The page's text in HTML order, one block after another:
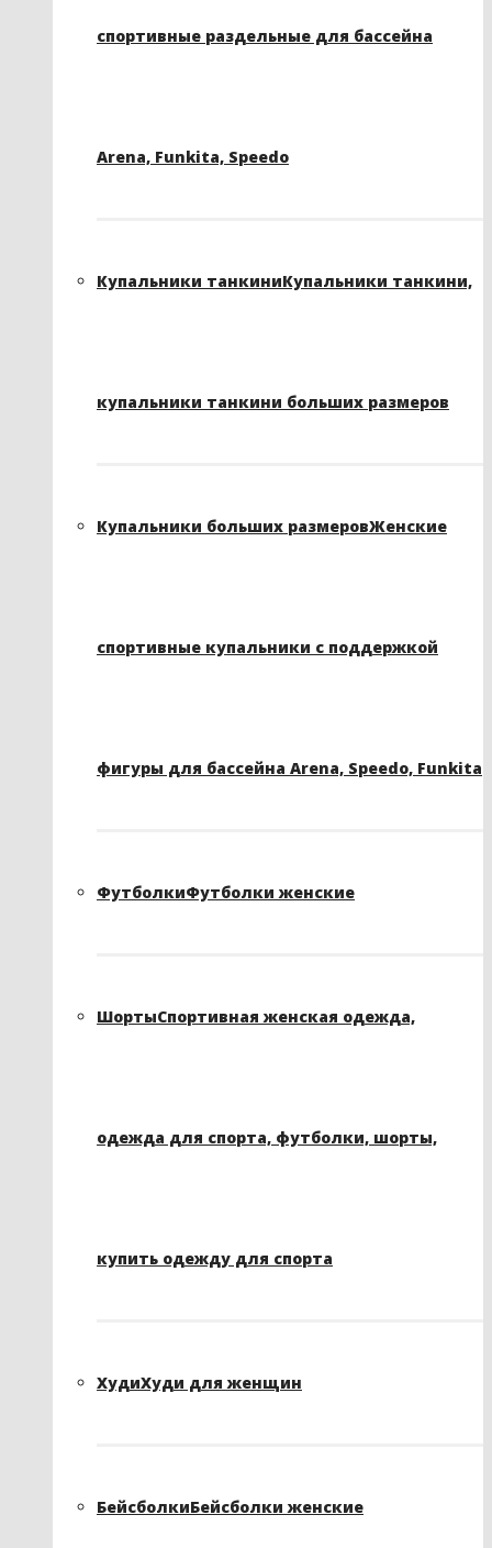
спортивные раздельные для бассейна
Arena, Funkita, Speedo
Купальники танкиниКупальники танкини,
купальники танкини больших размеров
Купальники больших размеровЖенские
спортивные купальники с поддержкой
фигуры для бассейна Arena, Speedo, Funkita
ФутболкиФутболки женские
ШортыСпортивная женская одежда,
одежда для спорта, футболки, шорты,
купить одежду для спорта
ХудиХуди для женщин
БейсболкиБейсболки женские